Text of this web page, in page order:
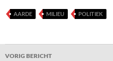
AARDE MILIEU POLITIEK
Bericht
VORIG BERICHT